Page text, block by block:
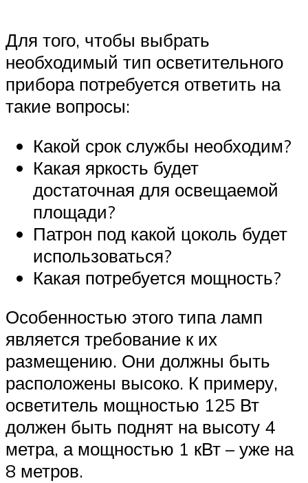
Для того, чтобы выбрать
необходимый тип осветительного
прибора потребуется ответить на
такие вопросы:
Какой срок службы необходим?
Какая яркость будет
достаточная для освещаемой
площади?
Патрон под какой цоколь будет
использоваться?
Какая потребуется мощность?
Особенностью этого типа ламп
является требование к их
размещению. Они должны быть
расположены высоко. К примеру,
осветитель мощностью 125 Вт
должен быть поднят на высоту 4
метра, а мощностью 1 кВт – уже на
8 метров.